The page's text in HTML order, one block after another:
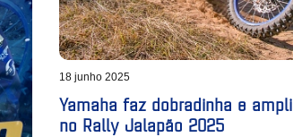
18 junho 2025
Yamaha faz dobradinha e
no Rally Jalapão 2025